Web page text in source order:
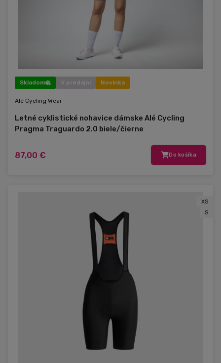
Skladom V predajni Novinka
Alé Cycling Wear
Letné cyklistické nohavice dámske Alé Cycling
Pragma Traguardo 2.0 biele/čierne
87,00 € Do košíka
XS
S